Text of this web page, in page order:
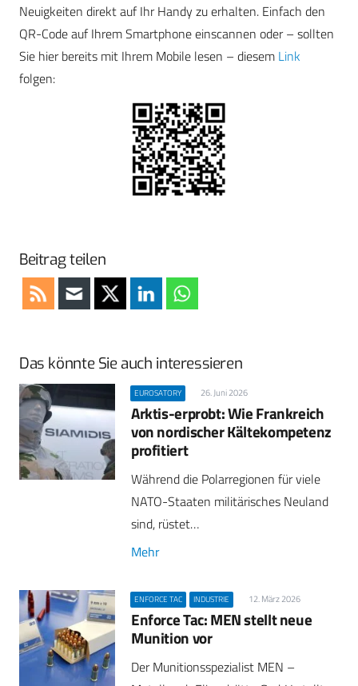
Neuigkeiten direkt auf Ihr Handy zu erhalten. Einfach den
QR-Code auf Ihrem Smartphone einscannen oder – sollten
Sie hier bereits mit Ihrem Mobile lesen – diesem Link
folgen:
Beitrag teilen
Das könnte Sie auch interessieren
EUROSATORY 26. Juni 2026
Arktis-erprobt: Wie Frankreich
von nordischer Kältekompetenz
profitiert
Während die Polarregionen für viele
NATO-Staaten militärisches Neuland
sind, rüstet…
Mehr
ENFORCE TAC INDUSTRIE 12. März 2026
Enforce Tac: MEN stellt neue
Munition vor
Der Munitionsspezialist MEN –